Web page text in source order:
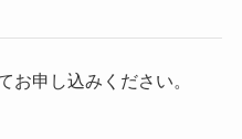
お申し込みください。